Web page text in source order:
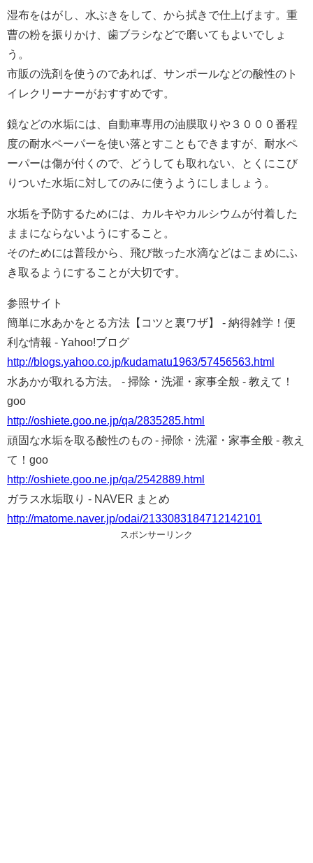
湿布をはがし、水ぶきをして、から拭きで仕上げます。重
曹の粉を振りかけ、歯ブラシなどで磨いてもよいでしょ
う。
市販の洗剤を使うのであれば、サンポールなどの酸性のト
イレクリーナーがおすすめです。
鏡などの水垢には、自動車専用の油膜取りや３０００番程
度の耐水ペーパーを使い落とすこともできますが、耐水ペ
ーパーは傷が付くので、どうしても取れない、とくにこび
りついた水垢に対してのみに使うようにしましょう。
水垢を予防するためには、カルキやカルシウムが付着した
ままにならないようにすること。
そのためには普段から、飛び散った水滴などはこまめにふ
き取るようにすることが大切です。
参照サイト
簡単に水あかをとる方法【コツと裏ワザ】 - 納得雑学！便
利な情報 - Yahoo!ブログ
http://blogs.yahoo.co.jp/kudamatu1963/57456563.html
水あかが取れる方法。 - 掃除・洗濯・家事全般 - 教えて！
goo
http://oshiete.goo.ne.jp/qa/2835285.html
頑固な水垢を取る酸性のもの - 掃除・洗濯・家事全般 - 教え
て！goo
http://oshiete.goo.ne.jp/qa/2542889.html
ガラス水垢取り - NAVER まとめ
http://matome.naver.jp/odai/2133083184712142101
スポンサーリンク